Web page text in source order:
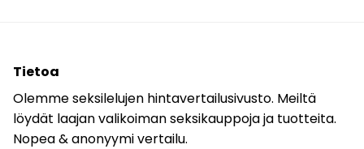
Tietoa
Olemme seksilelujen hintavertailusivusto. Meiltä
löydät laajan valikoiman seksikauppoja ja tuotteita.
Nopea & anonyymi vertailu.